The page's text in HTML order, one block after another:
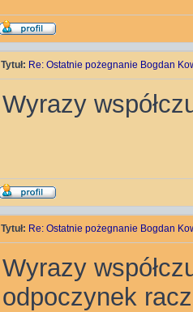
Tytuł: Re: Ostatnie pożegnanie Bogdan
Wyrazy
Tytuł: Re: Ostatnie pożegnanie Bogdan
Wyrazy
odpoczynek